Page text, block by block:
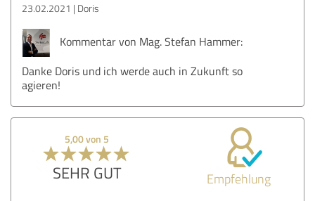
23.02.2021 Doris
Kommentar von Mag. Stefan Hammer:
Danke Doris und ich werde auch in Zukunft so
agieren!
5,00 von 5
SEHR GUT Empfehlung